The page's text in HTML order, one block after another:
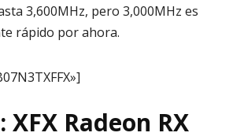
3,600MHz, pero 3,000MHz es
rápido por ahora.
XFX Radeon RX